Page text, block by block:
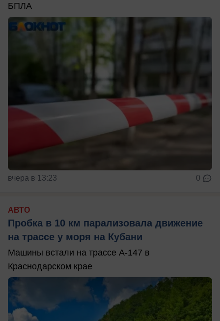
БПЛА
вчера в 13:23 0
АВТО
Пробка в 10 км парализовала движение
на трассе у моря на Кубани
Машины встали на трассе А-147 в
Краснодарском крае